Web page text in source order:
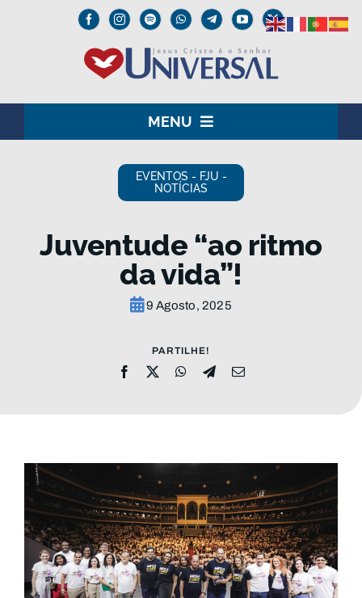
MENU
O SENHOR JESUS
INSTITUCIONAL
UNIVERSAL+
EVENTOS - FJU -
NOTÍCIAS
Juventude “ao ritmo
da vida”!
9 Agosto, 2025
PARTILHE!